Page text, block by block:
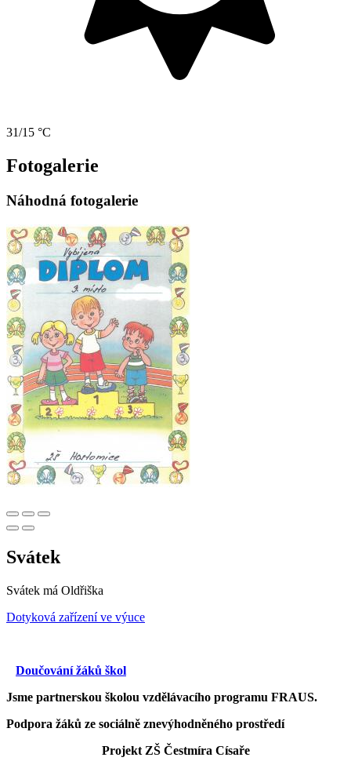
31/15 °C
Fotogalerie
Náhodná fotogalerie
Svátek
Svátek má Oldřiška
Dotyková zařízení ve výuce
Doučování žáků škol
Jsme partnerskou školou vzdělávacího programu FRAUS.
Podpora žáků ze sociálně znevýhodněného prostředí
Projekt ZŠ Čestmíra Císaře